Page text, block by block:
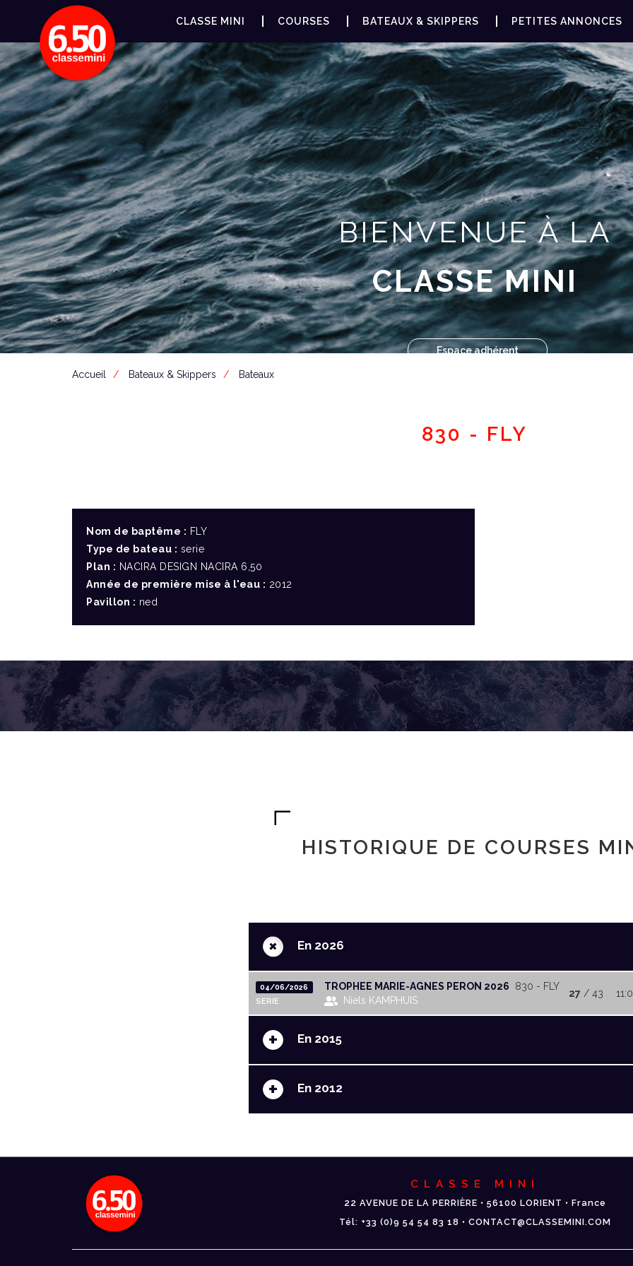
CLASSE MINI COURSES BATEAUX & SKIPPERS PETITES ANNONCES
BIENVENUE À LA
CLASSE MINI
Espace adhérent
Accueil Bateaux & Skippers Bateaux
830 - FLY
Nom de baptême : FLY
Type de bateau : serie
Plan : NACIRA DESIGN NACIRA 6,50
Année de première mise à l'eau : 2012
Pavillon : ned
HISTORIQUE DE COURSES
+ En 2026
04/06/2026
SERIE
TROPHEE MARIE-AGNES PERON 2026
830 - FLY
Niels KAMPHUIS
27 / 43
+ En 2015
+ En 2012
CLASSE MINI
22 AVENUE DE LA PERRIÈRE • 56100 LORIENT • France
Tél: +33 (0)9 54 54 83 18 • CONTACT@CLASSEMINI.COM